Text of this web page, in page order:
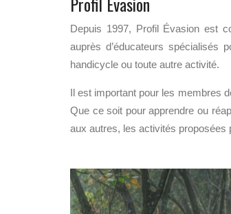
Depuis 1997, Profil Évasion est
auprès d’éducateurs spécialisés
handicycle ou toute autre activité.
Il est important pour les membres
Que ce soit pour apprendre ou
aux autres, les activités proposées